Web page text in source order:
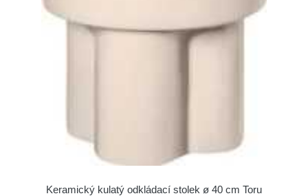
Keramický kulatý odkládací stolek ø 40 cm Toru